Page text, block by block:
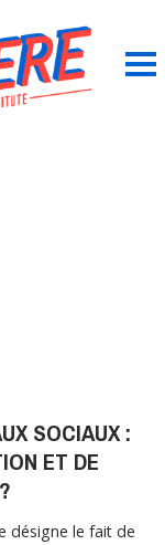
SOCIAUX :
ET DE
désigne le fait de